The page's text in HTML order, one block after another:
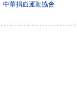
中華捐血運動協會